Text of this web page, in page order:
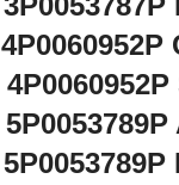
4P0060952P
5P0053789P